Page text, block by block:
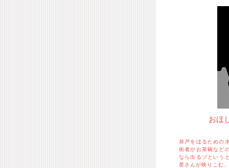
おほ
井戸をほるための
術者がお茶碗など
なら出るゾという
星さんが映りこむ